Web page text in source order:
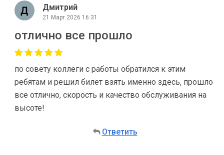
Дмитрий
21 Март 2026 16:31
отлично все прошло
по совету коллеги с работы обратился к этим
ребятам и решил билет взять именно здесь, прошло
все отлично, скорость и качество обслуживания на
высоте!
Ответить